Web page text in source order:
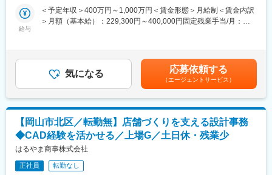
・国内外のサプライヤーと渡り合い、世界に通用する製造知識と
交渉力が磨かれます
■入社後にお任せしたい業務：
・デザイナーが作図した図面の構造判断
・図面ソフトを使用した構造図の作成
・新商品サンプルの組立検証、検品報告書の作成、仕様書の作成
・量産前評価（WEBもしくは現地立ち会い）
まずは同じ業務を行う先輩の元で業務を覚えていただきます。習
得度に応じて、順次業務をお渡ししていきます。また、適性や能
力に応じて、上流工程への参画（プロジェクト推進や商品開発）
◇企画立案、開発業務
◇商品提案用の資料を作成／サンプルの見積り・依頼
◇現物サンプルをもとに版元・作家さんとやり取り
◇生産発注・修正のやり取り 等
■働きやすさ
・年間休日125日
・土日祝休み
給与
＜予定年収＞400万円～1,000万円＜賃金形態＞月給制＜賃金内訳
＞月額（基本給）：229,300円～400,000円固定残業手当/月：
年収はあくまで想定です。スキル・年齢等により前後する可能性
があります。■賞与実績：賞与支給（6月・12月）業績に応じて支
給■昇給あり（業績による）賃金はあくまでも目安の金額であり、
選考を通じて上下する可能性があります。月給(月額)は固定手当を
含めた表記です。
気になる 応募依頼する
（エージェントサービス）
【岡山市北区／転勤無】店舗づくりを支える設計事務
◆CAD経験を活かせる／上場G／土日休・残業少
はるやま商事株式会社
正社員 転勤なし